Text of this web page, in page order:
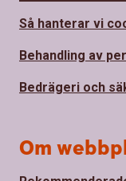
Så hanterar vi
Behandling av
Bedrägeri och
Om